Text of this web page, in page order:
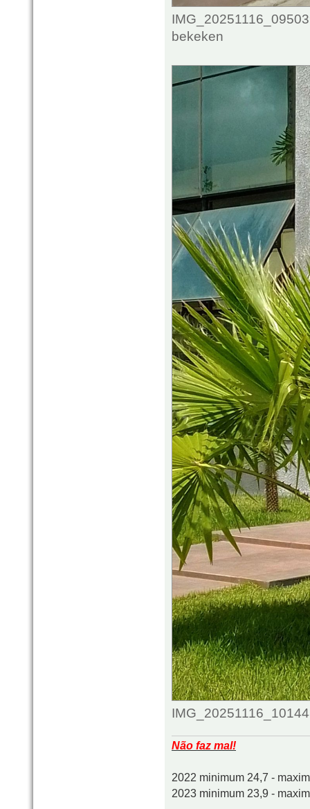
bekeken
Não faz mal!
2022 minimum 24,7 -
2023 minimum 23,9 -